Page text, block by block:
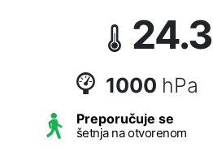
24.3
1000 hPa
Preporučuje se
šetnja na otvorenom